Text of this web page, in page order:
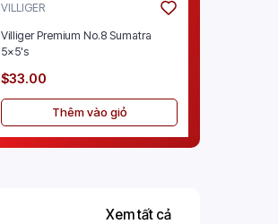
VILLIGER
Villiger Premium No.8 Sumatra
5x5's
$33.00
Thêm vào giỏ
Xem tất cả